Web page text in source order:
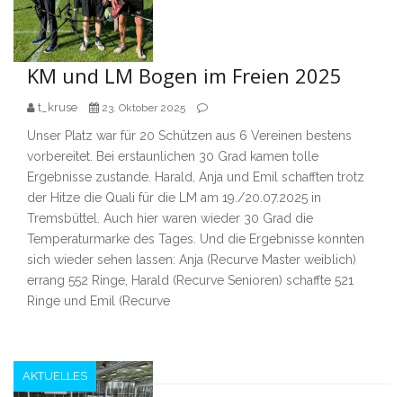
KM und LM Bogen im Freien 2025
t_kruse 23. Oktober 2025
Unser Platz war für 20 Schützen aus 6 Vereinen bestens
vorbereitet. Bei erstaunlichen 30 Grad kamen tolle
Ergebnisse zustande. Harald, Anja und Emil schafften trotz
der Hitze die Quali für die LM am 19./20.07.2025 in
Tremsbüttel. Auch hier waren wieder 30 Grad die
Temperaturmarke des Tages. Und die Ergebnisse konnten
sich wieder sehen lassen: Anja (Recurve Master weiblich)
errang 552 Ringe, Harald (Recurve Senioren) schaffte 521
Ringe und Emil (Recurve
AKTUELLES